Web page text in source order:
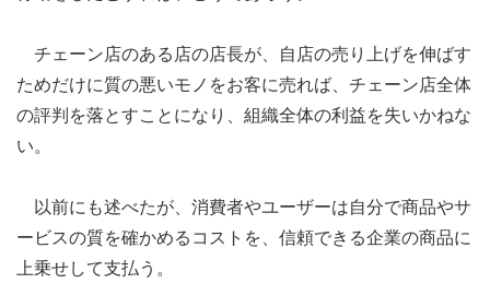
チェーン店のある店の店長が、自店の売り上げを伸ばす
ためだけに質の悪いモノをお客に売れば、チェーン店全体
の評判を落とすことになり、組織全体の利益を失いかねな
い。
以前にも述べたが、消費者やユーザーは自分で商品やサ
ービスの質を確かめるコストを、信頼できる企業の商品に
上乗せして支払う。